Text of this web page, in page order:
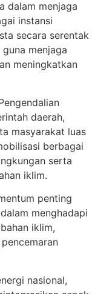
dalam menjaga
instansi
secara serentak
menjaga
meningkatkan
daerah,
masyarakat luas
berbagai
serta
iklim.
penting
menghadapi
iklim,
nasional,